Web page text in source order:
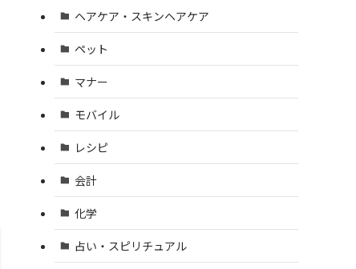
ヘアケア・スキンヘアケア
ペット
マナー
モバイル
レシピ
会計
化学
占い・スピリチュアル